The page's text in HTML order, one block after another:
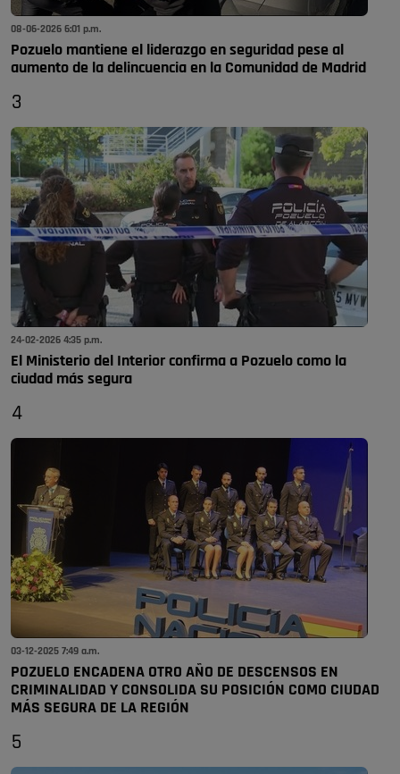
08-06-2026 6:01 p.m.
Pozuelo mantiene el liderazgo en seguridad pese al
aumento de la delincuencia en la Comunidad de Madrid
3
24-02-2026 4:35 p.m.
El Ministerio del Interior confirma a Pozuelo como la
ciudad más segura
4
03-12-2025 7:49 a.m.
POZUELO ENCADENA OTRO AÑO DE DESCENSOS EN
CRIMINALIDAD Y CONSOLIDA SU POSICIÓN COMO CIUDAD
MÁS SEGURA DE LA REGIÓN
5